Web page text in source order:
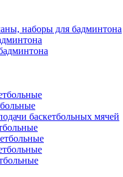
наборы для бадминтона
баскетбольных мячей